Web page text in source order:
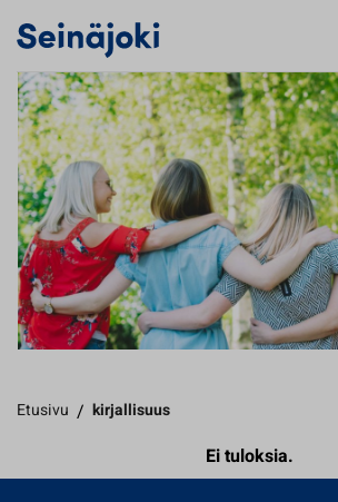
Etusivu / kirjallisuus
Ei tuloksia.